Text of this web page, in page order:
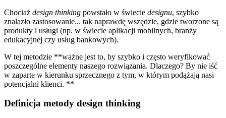
Chociaż design thinking powstało w świecie designu, szybko
znalazło zastosowanie... tak naprawdę wszędzie, gdzie tworzone są
produkty i usługi (np. w świecie aplikacji mobilnych, branży
edukacyjnej czy usług bankowych).
W tej metodzie **ważne jest to, by szybko i często weryfikować
poszczególne elementy naszego rozwiązania. Dlaczego? By nie iść
w zaparte w kierunku sprzecznego z tym, w którym podążają nasi
potencjalni klienci. **
Definicja metody design thinking